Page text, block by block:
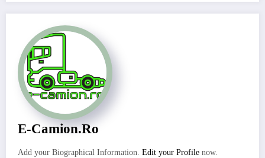
E-Camion.ro
Add your Biographical Information. Edit your Profile now.